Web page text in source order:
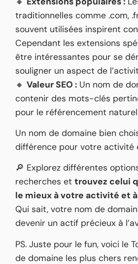
traditionnelles comme .com,
souvent utilisées inspirent
Cependant les extensions
être intéressantes pour se
souligner un aspect de
🔸Valeur SEO : Un nom de
contenir des mots-clés
pour le référencement naturel
Un nom de domaine bien
différence pour votre activité
🔎 Explorez différentes
recherches ettrouvez celui
le mieux à votre activité et
Qui sait, votre nom de
devenir un actif précieux à
PS. Juste pour le fun, voici le
de domaine les plus chers